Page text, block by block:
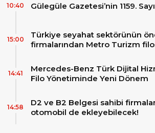
Gülegüle Gazetesi’nin 1159.
10:40
Türkiye seyahat sektörünün
firmalarından Metro Turizm
MAN Skyliner ile güçlendirdi!
15:00
Mercedes-Benz Türk Dijital
Filo Yönetiminde Yeni Dönem
14:41
D2 ve B2 Belgesi sahibi
otomobil de ekleyebilecek!
14:58